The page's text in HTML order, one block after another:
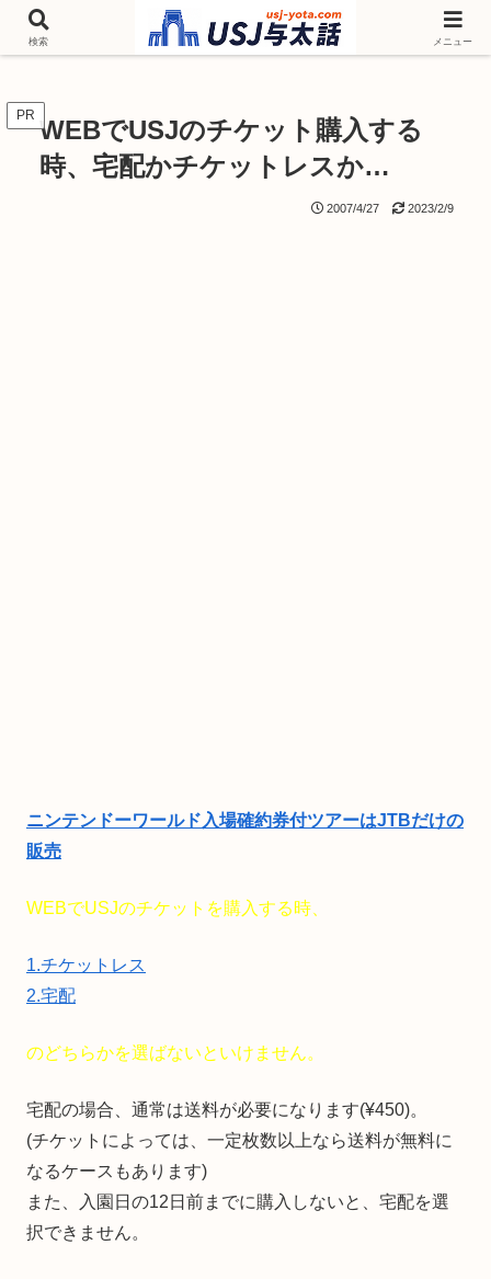
チケットやシーズンイベント ニンテンドーワールド アトラクションなどユニ
バを歩いて情報収集しています
PR WEBでUSJのチケット購入する
時、宅配かチケットレスか…
2007/4/27 2023/2/9
ニンテンドーワールド入場確約券付ツアーはJTBだけの
販売
WEBでUSJのチケットを購入する時、
1.チケットレス
2.宅配
のどちらかを選ばないといけません。
宅配の場合、通常は送料が必要になります(¥450)。
(チケットによっては、一定枚数以上なら送料が無料に
なるケースもあります)
また、入園日の12日前までに購入しないと、宅配を選
択できません。
検索 メニュー